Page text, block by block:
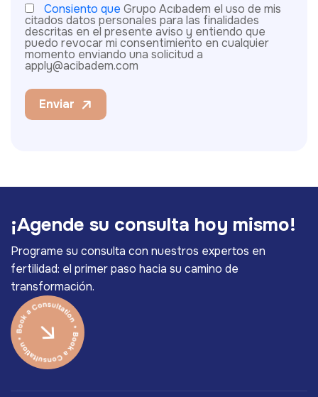
Consiento que Grupo Acıbadem el uso de mis
citados datos personales para las finalidades
descritas en el presente aviso y entiendo que
puedo revocar mi consentimiento en cualquier
momento enviando una solicitud a
apply@acibadem.com
Enviar
¡Agende su consulta hoy mismo!
Programe su consulta con nuestros expertos en
fertilidad: el primer paso hacia su camino de
transformación.